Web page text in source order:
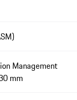
Management
mm